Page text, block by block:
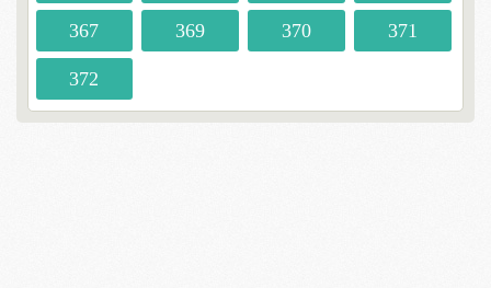
367 369 370 371
372